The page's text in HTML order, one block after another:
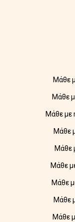
Μάθε
Μάθε
Μάθε με
Μάθε
Μάθε
Μάθε
Μάθε
Μάθε
Μάθε